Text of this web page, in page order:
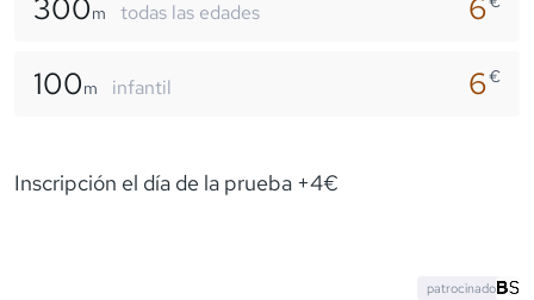
300m todas las edades 6
100m infantil 6€
Inscripción el día de la prueba +4€
patrocinado